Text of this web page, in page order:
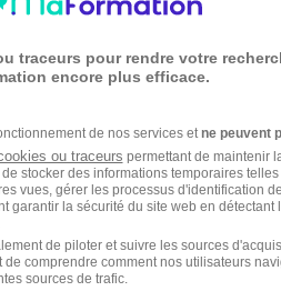
traceurs pour rendre votre
encore plus efficace.
de nos services et ne peuvent
ou traceurs permettant de maintenir
stocker des informations temporaires
vues, gérer les processus d'identification
garantir la sécurité du site web en détectant
de piloter et suivre les sources
comprendre comment nos utilisateurs
sources de trafic.